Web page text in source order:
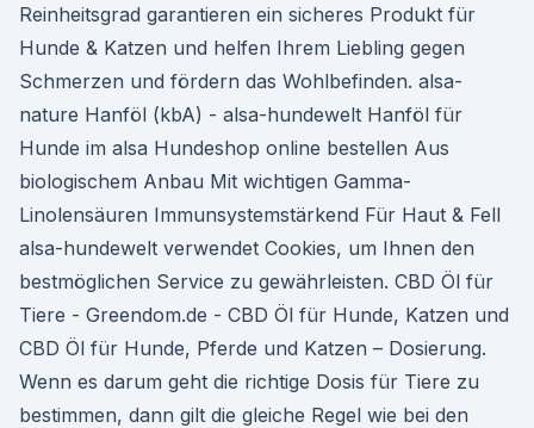
Reinheitsgrad garantieren ein sicheres Produkt für
Hunde & Katzen und helfen Ihrem Liebling gegen
Schmerzen und fördern das Wohlbefinden. alsa-
nature Hanföl (kbA) - alsa-hundewelt Hanföl für
Hunde im alsa Hundeshop online bestellen Aus
biologischem Anbau Mit wichtigen Gamma-
Linolensäuren Immunsystemstärkend Für Haut & Fell
alsa-hundewelt verwendet Cookies, um Ihnen den
bestmöglichen Service zu gewährleisten. CBD Öl für
Tiere - Greendom.de - CBD Öl für Hunde, Katzen und
CBD Öl für Hunde, Pferde und Katzen – Dosierung.
Wenn es darum geht die richtige Dosis für Tiere zu
bestimmen, dann gilt die gleiche Regel wie bei den